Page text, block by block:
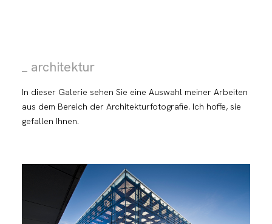
_ architektur
In dieser Galerie sehen Sie eine Auswahl meiner Arbeiten
aus dem Bereich der Architekturfotografie. Ich hoffe, sie
gefallen Ihnen.